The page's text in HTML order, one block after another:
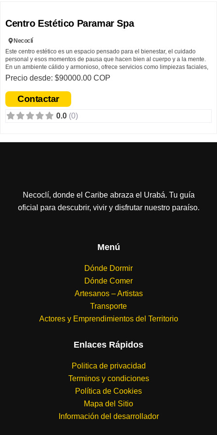
por crear diseños que conectan comodidad, estilo y esencia.
Centro Estético Paramar Spa
Necoclí
Este centro estético es un espacio pensado para el bienestar, el cuidado
personal y esos momentos de pausa que hacen bien al cuerpo y a la mente.
En un ambiente cálido y armonioso, ofrece servicios como limpiezas faciales,
masajes relajantes, terapias corporales, depilación con cera y tratamientos
estéticos diseñados para resaltar la belleza natural y promover el
autocuidado.
Más que un lugar de belleza, es un espacio donde cada persona puede
consentirse, relajarse y vivir una experiencia pensada para sentirse bien
Este espacio nace del propósito de ofrecer algo más que
de forma cercana y consciente, buscando brindar una experiencia relajante y
enfocada en el bienestar integral de quienes lo visitan.
Precio desde: $90000.00 COP
Contactar
0.0 (0)
Necoclí, donde el Caribe abraza el Urabá. Tu guía
oficial para descubrir, vivir y disfrutar nuestro paraíso.
Menú
Dónde Dormir
Dónde Comer
Artesanos – Artistas
Transporte
Actores y Emprendimientos del Territorio
Enlaces Rápidos
Politica de privacidad
Terminos y condiciones
Política de Cookies
Mapa del Sitio
Información del desarrollador